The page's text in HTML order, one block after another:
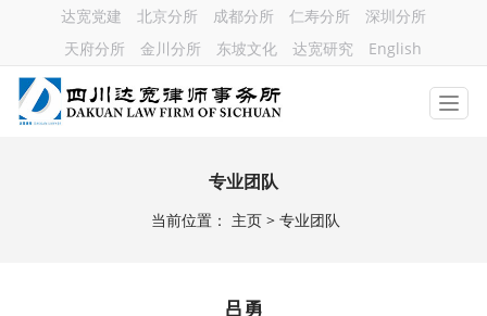
达宽党建 北京分所 成都分所 仁寿分所
深圳分所
天府分所
金川分所 东坡文化 达宽研究 English
专业团队
当前位置： 主页> 专业团队
吕勇